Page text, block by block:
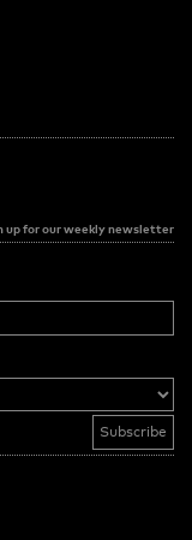
up for our weekly newsletter